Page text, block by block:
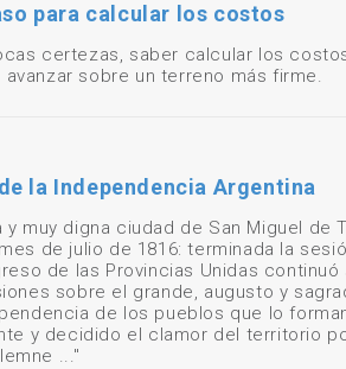
para calcular los costos
certezas, saber calcular los
sobre un terreno más firme.
la Independencia Argentina
y muy digna ciudad de San Miguel de
de julio de 1816: terminada la
de las Provincias Unidas continuó
sobre el grande, augusto y
de los pueblos que lo
y decidido el clamor del territorio
..."